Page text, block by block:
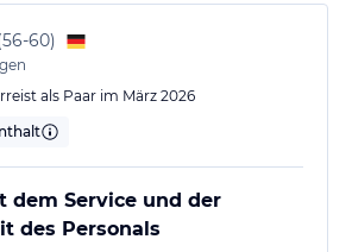
56-60)
als Paar im März 2026
dem Service und der
des Personals